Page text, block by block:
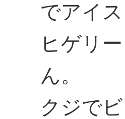
でアイ
ヒゲリ
ん。
クジで